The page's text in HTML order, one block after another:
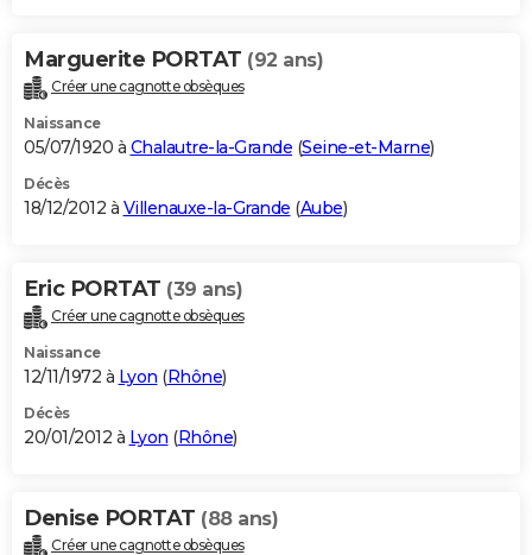
Marguerite PORTAT (92 ans)
Créer une cagnotte obsèques
Naissance
05/07/1920 à Chalautre-la-Grande (Seine-et-Marne)
Décès
18/12/2012 à Villenauxe-la-Grande (Aube)
Eric PORTAT (39 ans)
Créer une cagnotte obsèques
Naissance
12/11/1972 à Lyon (Rhône)
Décès
20/01/2012 à Lyon (Rhône)
Denise PORTAT (88 ans)
Créer une cagnotte obsèques